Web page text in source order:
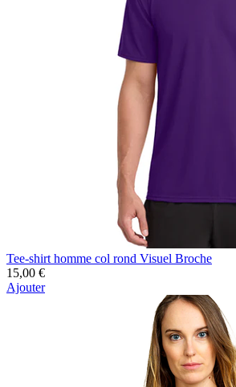
Tee-shirt homme col rond Visuel Broche
15,00 €
Ajouter